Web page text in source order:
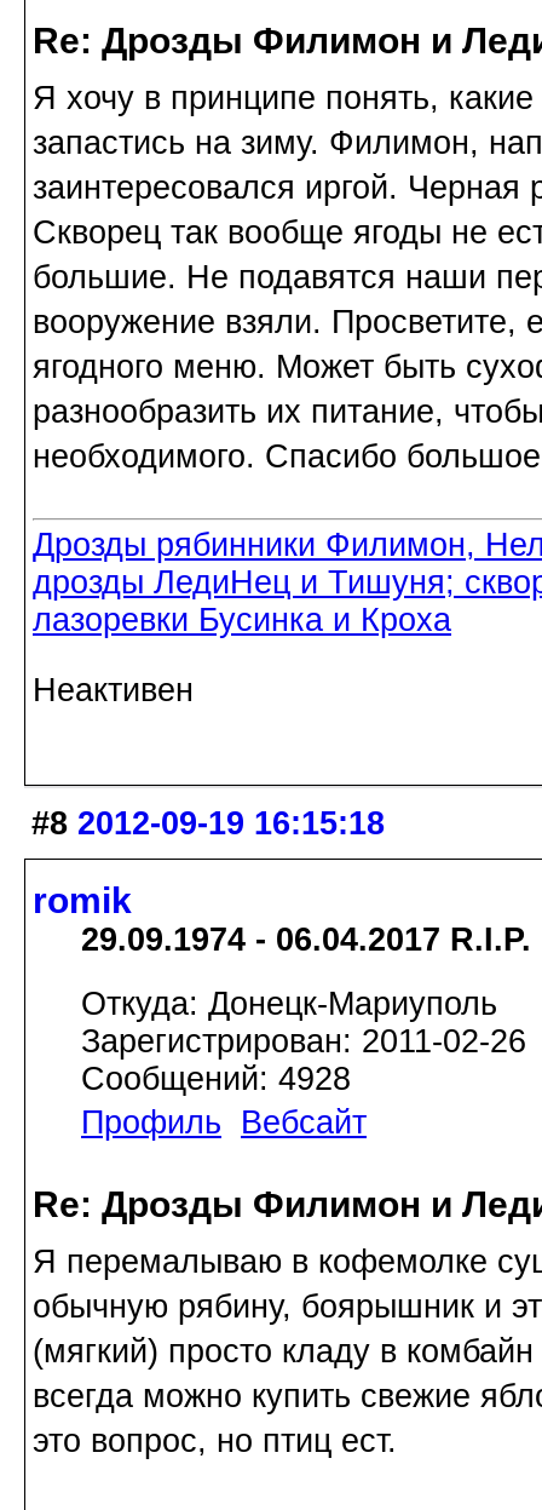
Re: Дрозды Филимон и
Я хочу в принципе понять,
запастись на зиму. Филимон,
заинтересовался иргой.
Скворец так вообще ягоды не
большие. Не подавятся наши
вооружение взяли. Просветите,
ягодного меню. Может быть
разнообразить их питание,
необходимого. Спасибо
Дрозды рябинники Филимон,
дрозды ЛедиНец и Тишуня;
лазоревки Бусинка и Кроха
Неактивен
#8 2012-09-19 16:15:18
romik
29.09.1974 - 06.04.2017 R.I.P.
Откуда: Донецк-Мариуполь
Зарегистрирован: 2011-02-26
Сообщений: 4928
Профиль
Вебсайт
Re: Дрозды Филимон и
Я перемалываю в кофемолке
обычную рябину, боярышник и
(мягкий) просто кладу в
всегда можно купить свежие
это вопрос, но птиц ест.